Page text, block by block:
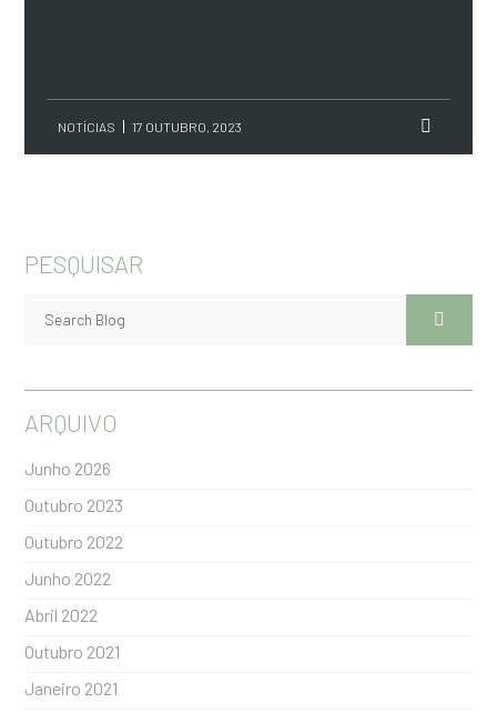
NOTÍCIAS 17 OUTUBRO, 2023
PESQUISAR
ARQUIVO
Junho 2026
Outubro 2023
Outubro 2022
Junho 2022
Abril 2022
Outubro 2021
Janeiro 2021